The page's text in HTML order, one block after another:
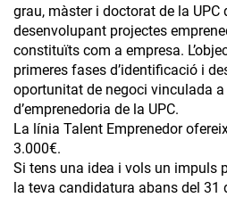
grau, màster i doctorat de la UPC
desenvolupant projectes
constituïts com a empresa.
primeres fases d’identificació i
oportunitat de negoci vinculada
d’emprenedoria de la UPC.
La línia Talent Emprenedor
3.000€.
Si tens una idea i vols un impuls
la teva candidatura abans del 31